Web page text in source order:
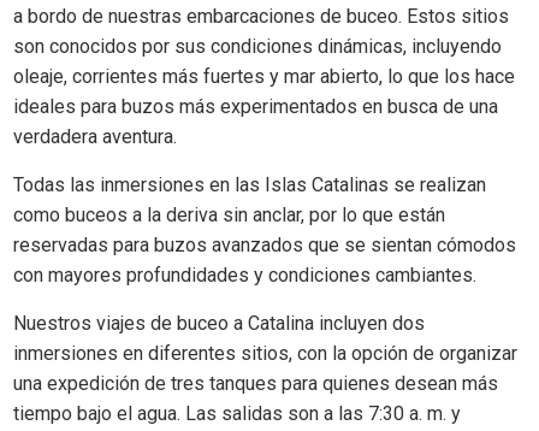
a bordo de nuestras embarcaciones de buceo. Estos sitios
son conocidos por sus condiciones dinámicas, incluyendo
oleaje, corrientes más fuertes y mar abierto, lo que los hace
ideales para buzos más experimentados en busca de una
verdadera aventura.
Todas las inmersiones en las Islas Catalinas se realizan
como buceos a la deriva sin anclar, por lo que están
reservadas para buzos avanzados que se sientan cómodos
con mayores profundidades y condiciones cambiantes.
Nuestros viajes de buceo a Catalina incluyen dos
inmersiones en diferentes sitios, con la opción de organizar
una expedición de tres tanques para quienes desean más
tiempo bajo el agua. Las salidas son a las 7:30 a. m. y